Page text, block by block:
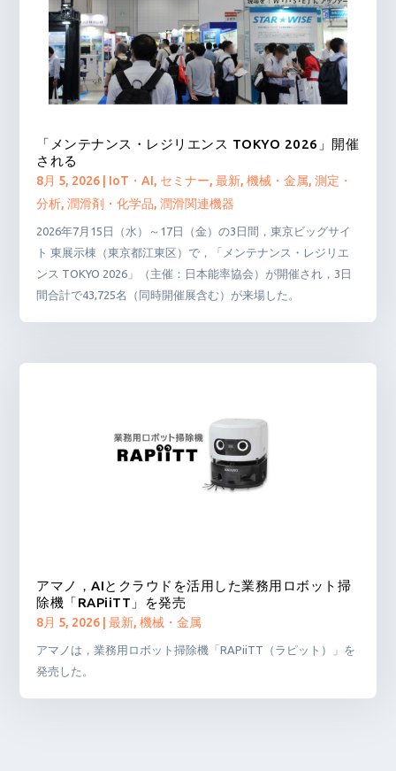
「メンテナンス・レジリエンス TOKYO 2026」開催
される
8月 5, 2026 IoT・AI, セミナー,最新,機械・金属,測定・
分析,潤滑剤・化学品,潤滑関連機器
2026年7月15日（水）～17日（金）の3日間，東京ビッグサイ
ト 東展示棟（東京都江東区）で，「メンテナンス・レジリエ
ンス TOKYO 2026」（主催：日本能率協会）が開催され，3日
間合計で43,725名（同時開催展含む）が来場した。
アマノ，AIとクラウドを活用した業務用ロボット掃
除機「RAPiiTT」を発売
8月 5, 2026 |最新,機械・金属
アマノは，業務用ロボット掃除機「RAPiiTT（ラピット）」を
発売した。